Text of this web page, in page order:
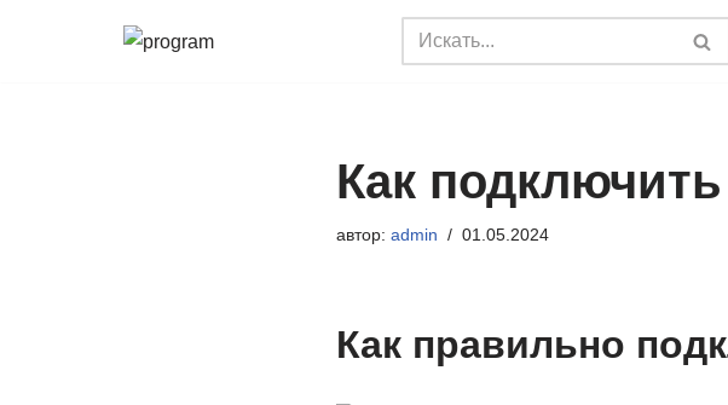
Как
автор: admin 01.05.2024
Как правильно